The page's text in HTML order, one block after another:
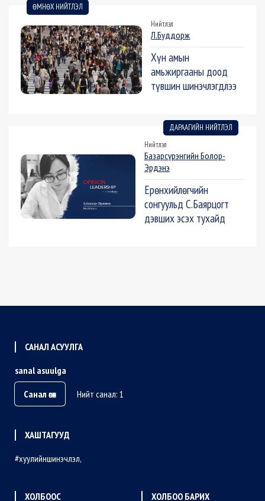
ӨМНӨХ НИЙТЛЭЛ
Нийтлэл
Л.Буддорж
Хүн амын
амьжиргааны доод
түвшин шинэчлэгдлээ
ДАРААГИЙН НИЙТЛЭЛ
Нийтлэл
Базарсүрэнгийн Болор-
Эрдэнэ
Ерөнхийлөгчийн
сонгуульд С.Баярцогт
дэвших эсэх тухайд
САНАЛ АСУУЛГА
sanal asuulga
Санал өгөх
Нийт санал: 1
ХАШТАГУУД
хуулийншинэчлэл
ХОЛБООС ХОЛБОО БАРИХ